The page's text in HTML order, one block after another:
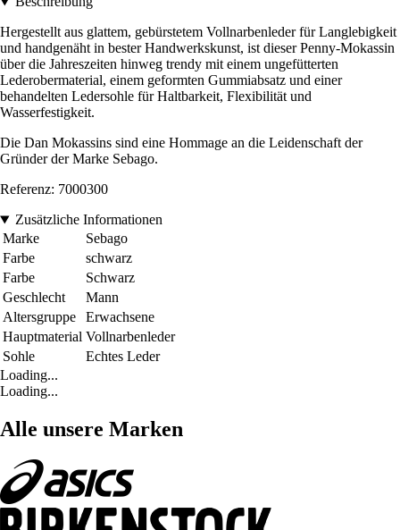
Hergestellt aus glattem, gebürstetem Vollnarbenleder für Langlebigkeit
und handgenäht in bester Handwerkskunst, ist dieser Penny-Mokassin
über die Jahreszeiten hinweg trendy mit einem ungefütterten
Lederobermaterial, einem geformten Gummiabsatz und einer
behandelten Ledersohle für Haltbarkeit, Flexibilität und
Wasserfestigkeit.
Die Dan Mokassins sind eine Hommage an die Leidenschaft der
Gründer der Marke Sebago.
Referenz: 7000300
Zusätzliche Informationen
Marke
Sebago
Farbe
schwarz
Farbe
Schwarz
Geschlecht
Mann
Altersgruppe
Erwachsene
Hauptmaterial Vollnarbenleder
Sohle
Echtes Leder
Loading...
Loading...
Alle unsere Marken